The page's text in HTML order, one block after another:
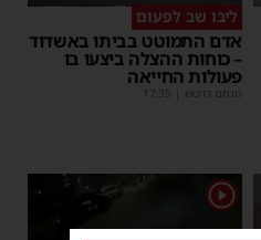
ליבו שב לפעום
אדם התמוטט בביתו באשדוד
– כוחות ההצלה ביצעו בו
פעולות החייאה
מנחם דויטש |
17:35